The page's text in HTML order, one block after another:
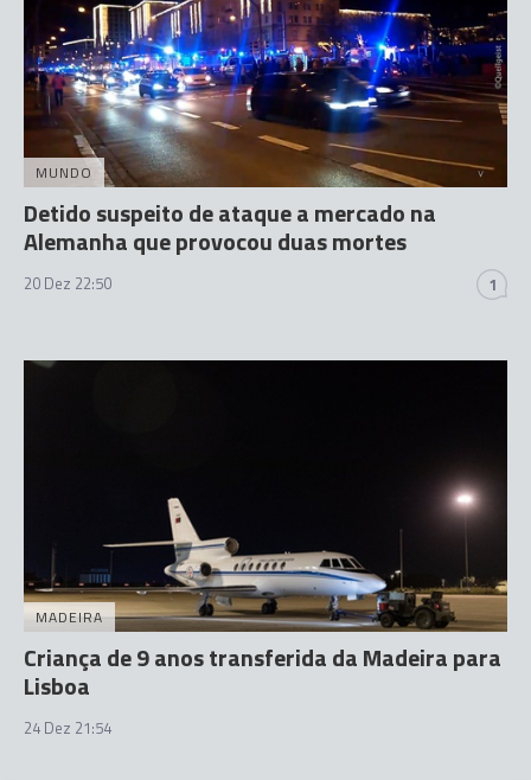
MUNDO
Detido suspeito de ataque a mercado na
Alemanha que provocou duas mortes
20 Dez 22:50 1
MADEIRA
Criança de 9 anos transferida da Madeira para
Lisboa
24 Dez 21:54